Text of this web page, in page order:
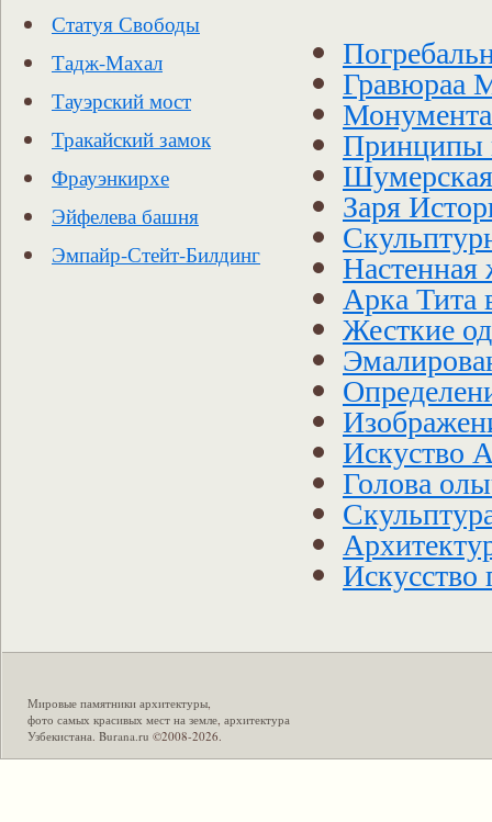
Статуя Свободы
Тадж-Махал
Тауэрский мост
Тракайский замок
Фрауэнкирхе
Эйфелева башня
Эмпайр-Стейт-Билдинг
Гравюраа
Принципы
Заря
Арка Тита
Жесткие
Искуство
Голова
Искусство
Мировые памятники архитектуры,
фото самых красивых мест на земле, архитектура
Узбекистана. Burana.ru ©2008-2026.